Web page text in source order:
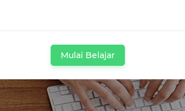
Mulai Belajar